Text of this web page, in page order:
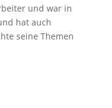
und war in
hat auch
seine Themen